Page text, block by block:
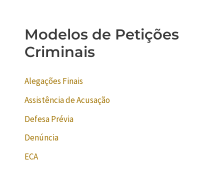
Modelos de Petições
Criminais
Alegações Finais
Assistência de Acusação
Defesa Prévia
Denúncia
ECA